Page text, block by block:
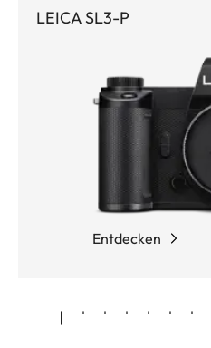
LEICA SL3-P
Entdecken